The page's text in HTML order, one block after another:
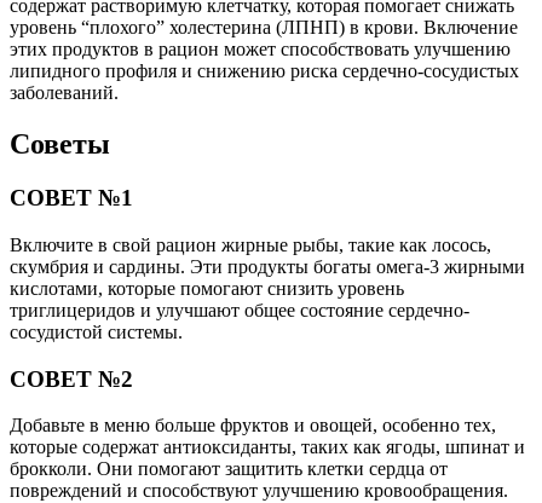
содержат растворимую клетчатку, которая помогает снижать
уровень “плохого” холестерина (ЛПНП) в крови. Включение
этих продуктов в рацион может способствовать улучшению
липидного профиля и снижению риска сердечно-сосудистых
заболеваний.
Советы
СОВЕТ №1
Включите в свой рацион жирные рыбы, такие как лосось,
скумбрия и сардины. Эти продукты богаты омега-3 жирными
кислотами, которые помогают снизить уровень
триглицеридов и улучшают общее состояние сердечно-
сосудистой системы.
СОВЕТ №2
Добавьте в меню больше фруктов и овощей, особенно тех,
которые содержат антиоксиданты, таких как ягоды, шпинат и
брокколи. Они помогают защитить клетки сердца от
повреждений и способствуют улучшению кровообращения.